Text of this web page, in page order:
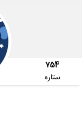
754
ستاره